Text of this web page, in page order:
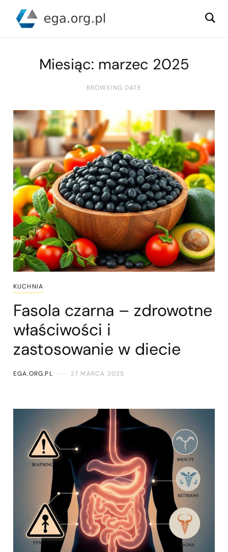
Miesiąc: marzec 2025
BROWSING DATE
KUCHNIA
Fasola czarna – zdrowotne
właściwości i
zastosowanie w diecie
EGA.ORG.PL 27 MARCA 2025